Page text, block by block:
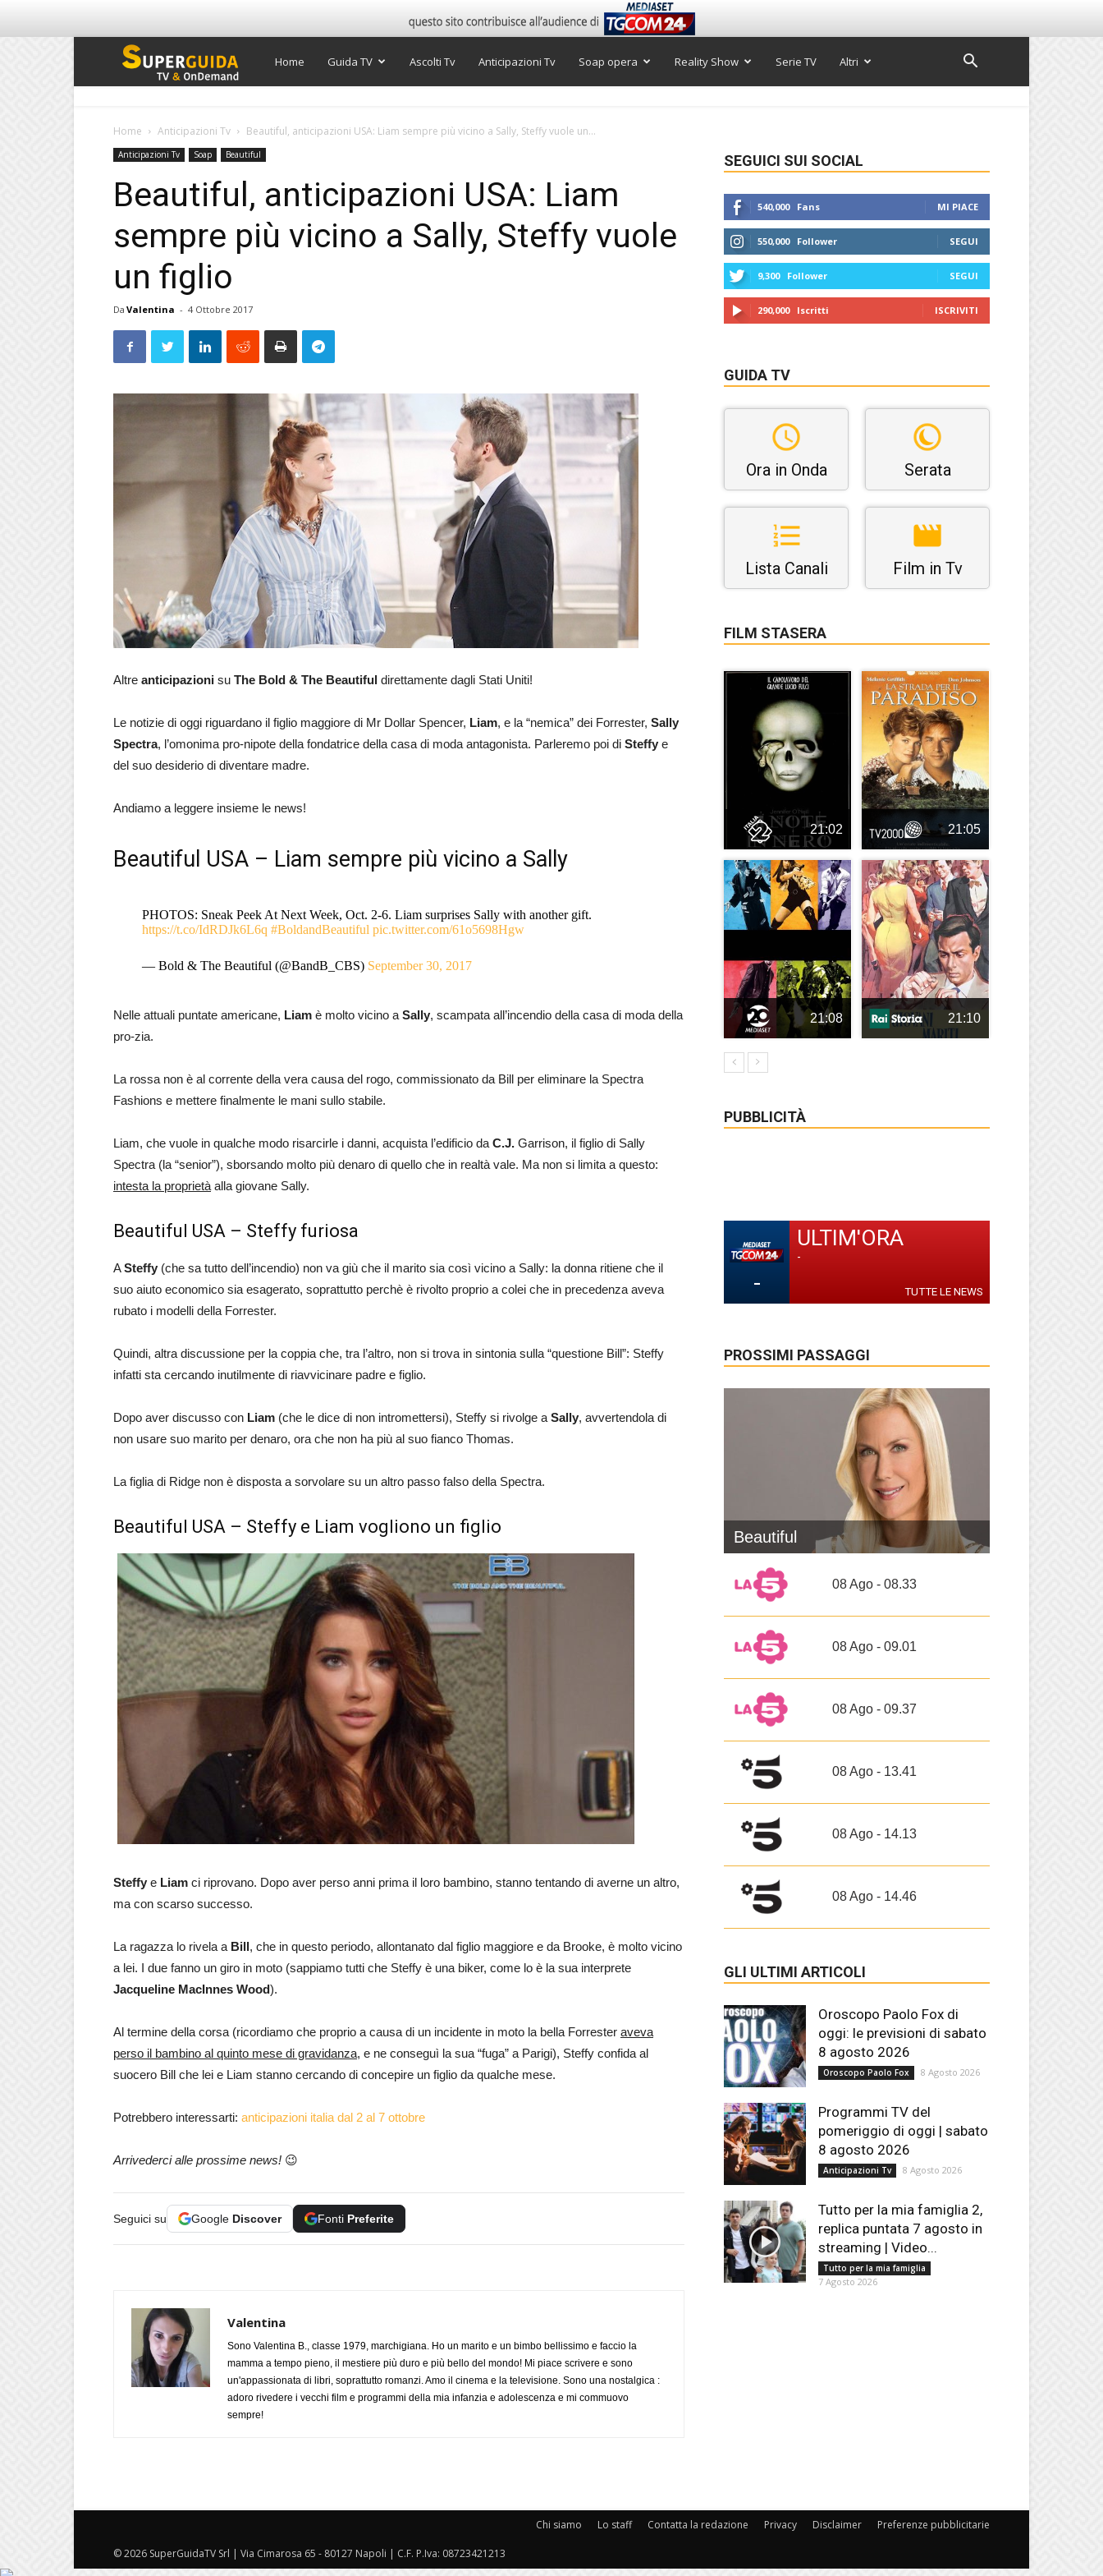
Super
TV
Home Guida TV Ascolti Tv Anticipazioni Tv Soap opera Reality Show Serie TV Altri
Home Anticipazioni Tv Beautiful, anticipazioni USA: Liam sempre più vicino a Sally, Steffy vuole un...
Anticipazioni Tv Soap Beautiful
Beautiful, anticipazioni USA: Liam
sempre più vicino a Sally, Steffy vuole
un figlio
Da Valentina - 4 Ottobre 2017
Altre anticipazioni su The Bold & The Beautiful direttamente dagli Stati Uniti!
Le notizie di oggi riguardano il figlio maggiore di Mr Dollar Spencer, Liam, e la “nemica” dei Forrester, Sally
Spectra, l’omonima pro-nipote della fondatrice della casa di moda antagonista. Parleremo poi di Steffy e
del suo desiderio di diventare madre.
Andiamo a leggere insieme le news!
Beautiful USA – Liam sempre più vicino a Sally
PHOTOS: Sneak Peek At Next Week, Oct. 2-6. Liam surprises Sally with another gift.
https://t.co/IdRDJk6L6q #BoldandBeautiful pic.twitter.com/61o5698Hgw
— Bold & The Beautiful (@BandB_CBS) September 30, 2017
Nelle attuali puntate americane, Liam è molto vicino a Sally, scampata all’incendio della casa di moda della
pro-zia.
La rossa non è al corrente della vera causa del rogo, commissionato da Bill per eliminare la Spectra
Fashions e mettere finalmente le mani sullo stabile.
Liam, che vuole in qualche modo risarcirle i danni, acquista l’edificio da C.J. Garrison, il figlio di Sally
Spectra (la “senior”), sborsando molto più denaro di quello che in realtà vale. Ma non si limita a questo:
intesta la proprietà alla giovane Sally.
Beautiful USA – Steffy furiosa
ASteffy (che sa tutto dell’incendio) non va giù che il marito sia così vicino a Sally: la donna ritiene che il
suo aiuto economico sia esagerato, soprattutto perchè è rivolto proprio a colei che in precedenza aveva
rubato i modelli della Forrester.
Quindi, altra discussione per la coppia che, tra l’altro, non si trova in sintonia sulla “questione Bill”: Steffy
infatti sta cercando inutilmente di riavvicinare padre e figlio.
Dopo aver discusso con Liam (che le dice di non intromettersi), Steffy si rivolge a Sally, avvertendola di
non usare suo marito per denaro, ora che non ha più al suo fianco Thomas.
La figlia di Ridge non è disposta a sorvolare su un altro passo falso della Spectra.
Beautiful USA – Steffy e Liam vogliono un figlio
Steffy e Liam ci riprovano. Dopo aver perso anni prima il loro bambino, stanno tentando di averne un altro,
ma con scarso successo.
La ragazza lo rivela a Bill, che in questo periodo, allontanato dal figlio maggiore e da Brooke, è molto vicino
a lei. I due fanno un giro in moto (sappiamo tutti che Steffy è una biker, come lo è la sua interprete
Jacqueline MacInnes Wood).
Al termine della corsa (ricordiamo che proprio a causa di un incidente in moto la bella Forrester aveva
perso il bambino al quinto mese di gravidanza, e ne conseguì la sua “fuga” a Parigi), Steffy confida al
suocero Bill che lei e Liam stanno cercando di concepire un figlio da qualche mese.
Potrebbero interessarti: anticipazioni italia dal 2 al 7 ottobre
Arrivederci alle prossime news! 😉
Seguici su Google Discover Fonti Preferite
Valentina
Sono Valentina B., classe 1979, marchigiana. Ho un marito e un bimbo bellissimo e faccio la
mamma a tempo pieno, il mestiere più duro e più bello del mondo! Mi piace scrivere e sono
un'appassionata di libri, soprattutto romanzi. Amo il cinema e la televisione. Sono una nostalgica :
adoro rivedere i vecchi film e programmi della mia infanzia e adolescenza e mi commuovo
sempre!
SEGUICI SUI SOCIAL
540,000 Fans MI PIACE
550,000 Follower SEGUI
9,300 Follower SEGUI
290,000 Iscritti ISCRIVITI
GUIDA TV
Ora in Onda Serata
Lista Canali Film in Tv
FILM STASERA
21:02 21:05
21:08 21:10
PUBBLICITÀ
-
ULTIM'ORA
-
TUTTE LE NEWS
PROSSIMI PASSAGGI
Beautiful
08 Ago - 08.33
08 Ago - 09.01
08 Ago - 09.37
08 Ago - 13.41
08 Ago - 14.13
08 Ago - 14.46
GLI ULTIMI ARTICOLI
Oroscopo Paolo Fox di
oggi: le previsioni di sabato
8 agosto 2026
Oroscopo Paolo Fox 8 Agosto 2026
Programmi TV del
pomeriggio di oggi | sabato
8 agosto 2026
Anticipazioni Tv 8 Agosto 2026
Tutto per la mia famiglia 2,
replica puntata 7 agosto in
streaming | Video...
Tutto per la mia famiglia
7 Agosto 2026
Chi siamo Lo staff Contatta la redazione Privacy Disclaimer Preferenze pubblicitarie
© 2026 SuperGuidaTV Srl | Via Cimarosa 65 - 80127 Napoli | C.F. P.Iva: 08723421213